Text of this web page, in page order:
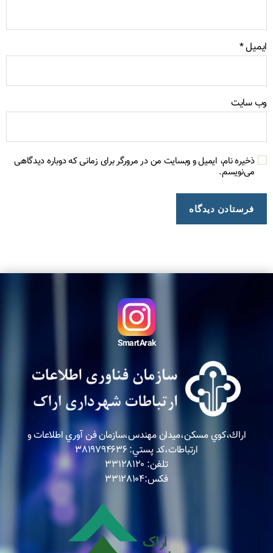
*
سایت
ذخیره نام، ایمیل و وبسایت من در مرورگر برای زمانی که دوباره دیدگاهی
می‌نویسم.
SmartArak
اراك،كوي مسكن،ميدان مهندس،سازمان فن آوري اطلاعات و
ارتباطات،كد پستي: ٣٨١٩٧٩٤٦٣٦
تلفن: ٣٣١٢٨١٢٠
فكس:٣٣١٢٨١٠٤